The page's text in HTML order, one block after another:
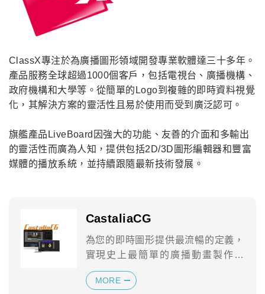
ClassX專注於為廣播圖形領域開發專業軟體達三十多年。
產品服務全球超過1000個客戶，包括電視台、廣播機構、
政府機構和大學等。從簡單的Logo到複雜的即時資料視覺
化，其解決方案的靈活性且易於使用而受到廣泛認可。
旗艦產品LiveBoard因強大的功能、友善的介面和多輸出
的靈活性而廣為人知，提供包括2D/3D圖形編輯器和豐富
媒體的播放系統，並持續跟隨最新技術發展。
CastaliaCG
為您的即時圖形提供最流暢的定義，
實現史上最簡單的廣播動畫製作方
式。
MORE